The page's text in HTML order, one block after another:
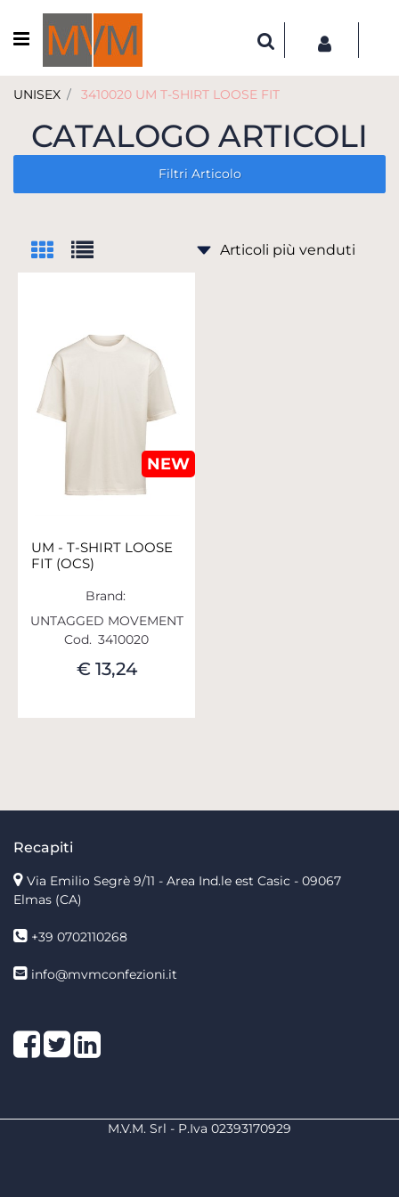
Open menu
UNISEX 3410020 UM T-SHIRT LOOSE FIT
CATALOGO ARTICOLI
Filtri Articolo
NEW
UM - T-SHIRT LOOSE
FIT (OCS)
Brand:
UNTAGGED MOVEMENT
Cod. 3410020
€ 13,24
Recapiti
Via Emilio Segrè 9/11 - Area Ind.le est Casic - 09067
Elmas (CA)
+39 0702110268
info@mvmconfezioni.it
Facebook
TwitterLinkedIn
M.V.M. Srl - P.Iva 02393170929